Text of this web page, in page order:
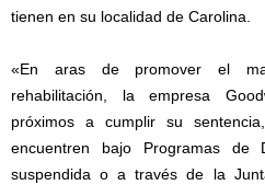
tienen en su localidad de Carolina.
«En aras de promover el
rehabilitación, la empresa
próximos a cumplir su
encuentren bajo Programas de
suspendida o a través de la